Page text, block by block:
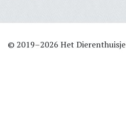
© 2019–2026 Het Dierenthuisje